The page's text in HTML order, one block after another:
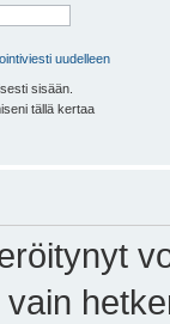
uudelleen
sisään.
tällä kertaa